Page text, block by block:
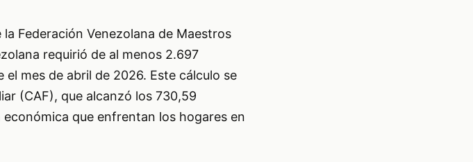
Federación Venezolana de Maestros
requirió de al menos 2.697
mes de abril de 2026. Este cálculo se
(CAF), que alcanzó los 730,59
que enfrentan los hogares en